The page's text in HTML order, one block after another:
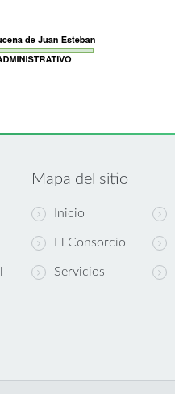
Mapa del sitio
Inicio
El Consorcio
Servicios